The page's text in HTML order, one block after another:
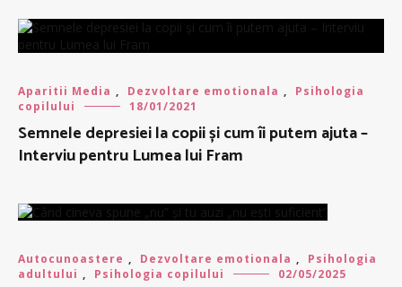
Aparitii Media , Dezvoltare emotionala ,
Psihologia
copilului
18/01/2021
Semnele depresiei la copii și cum îi putem ajuta –
Interviu pentru Lumea lui Fram
Autocunoastere , Dezvoltare emotionala ,
Psihologia
adultului , Psihologia copilului 02/05/2025